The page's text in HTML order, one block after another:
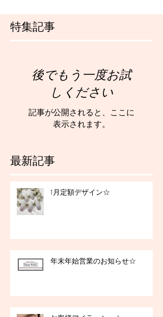
特集記事
最新記事
後でもう一度お試
しください
記事が公開されると、ここに
表示されます。
1月定額デザイン☆
年末年始営業のお知らせ☆